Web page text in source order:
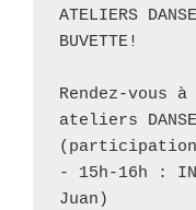
ATELIERS
BUVETTE!
Rendez-vous
ateliers
- 15h-16h :
Juan)